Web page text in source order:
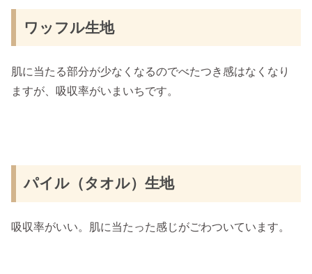
ワッフル生地
肌に当たる部分が少なくなるのでべたつき感はなくなり
ますが、吸収率がいまいちです。
パイル（タオル）生地
吸収率がいい。肌に当たった感じがごわついています。